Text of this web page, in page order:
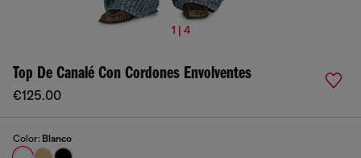
1 | 4
Top De Canalé Con Cordones Envolventes
€125.00
Color: Blanco